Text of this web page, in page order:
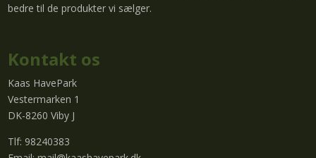
bedre til de produkter vi sælger.
Kontakt os
Kaas HavePark
Vestermarken 1
DK-8260 Viby J
Tlf: 98240383